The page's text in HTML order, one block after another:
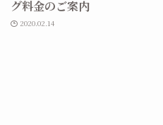
グ料金のご案内
2020.02.14